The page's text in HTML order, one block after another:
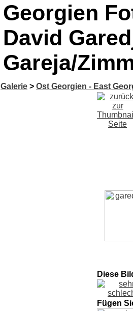
Georgien
David
Gareja/
Galerie > Ost Georgien - East
Diese
Fügen